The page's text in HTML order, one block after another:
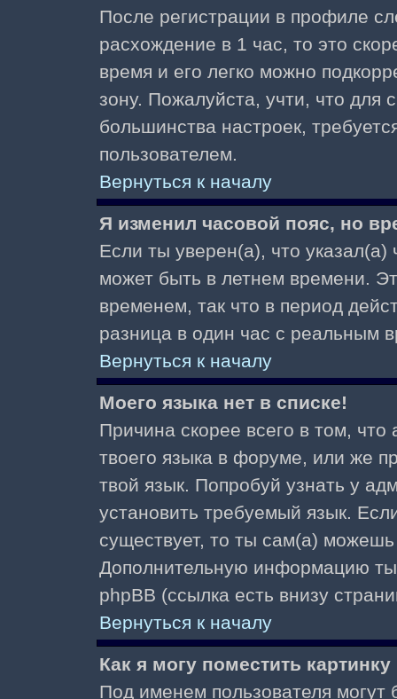
После регистрации в профиле
расхождение в 1 час, то это
время и его легко можно
зону. Пожалуйста, учти, что для
большинства настроек,
пользователем.
Вернуться к началу
Я изменил часовой пояс, но
Если ты уверен(а), что
может быть в летнем времени.
временем, так что в период
разница в один час с реальным
Вернуться к началу
Моего языка нет в списке!
Причина скорее всего в том,
твоего языка в форуме, или же
твой язык. Попробуй узнать у
установить требуемый язык.
существует, то ты сам(а)
Дополнительную информацию
phpBB (ссылка есть внизу
Вернуться к началу
Как я могу поместить
Под именем пользователя могут